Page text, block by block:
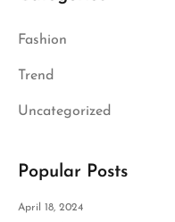
Fashion
Trend
Uncategorized
Popular Posts
April 18, 2024